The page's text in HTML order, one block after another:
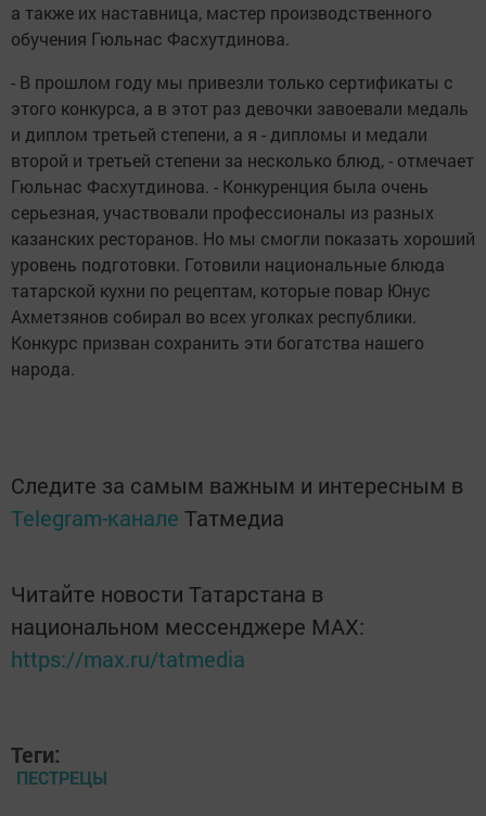
а также их наставница, мастер производственного
обучения Гюльнас Фасхутдинова.
- В прошлом году мы привезли только сертификаты с
этого конкурса, а в этот раз девочки завоевали медаль
и диплом третьей степени, а я - дипломы и медали
второй и третьей степени за несколько блюд, - отмечает
Гюльнас Фасхутдинова. - Конкуренция была очень
серьезная, участвовали профессионалы из разных
казанских ресторанов. Но мы смогли показать хороший
уровень подготовки. Готовили национальные блюда
татарской кухни по рецептам, которые повар Юнус
Ахметзянов собирал во всех уголках республики.
Конкурс призван сохранить эти богатства нашего
народа.
Следите за самым важным и интересным в
Telegram-канале Татмедиа
Читайте новости Татарстана в
национальном мессенджере MАХ:
https://max.ru/tatmedia
Теги:
ПЕСТРЕЦЫ